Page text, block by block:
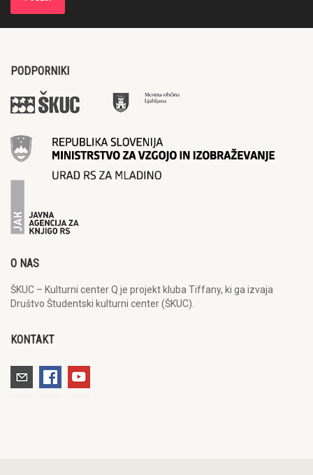
PODPORNIKI
O NAS
ŠKUC – Kulturni center Q je projekt kluba Tiffany, ki ga izvaja
Društvo Študentski kulturni center (ŠKUC).
KONTAKT